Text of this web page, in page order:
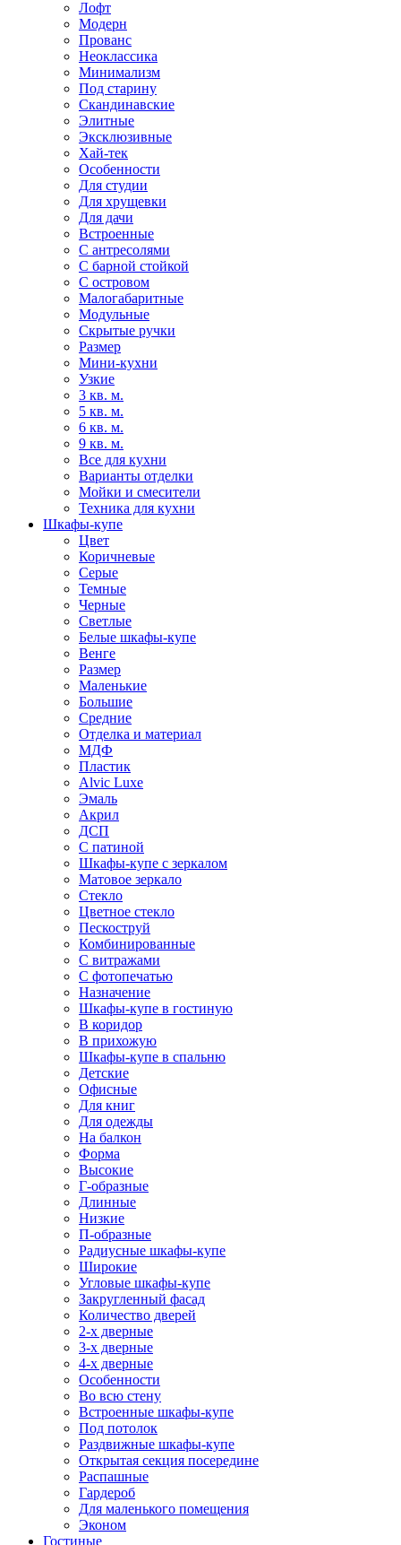
Лофт
Модерн
Прованс
Неоклассика
Минимализм
Под старину
Скандинавские
Элитные
Эксклюзивные
Хай-тек
Особенности
Для студии
Для хрущевки
Для дачи
Встроенные
С антресолями
С барной стойкой
С островом
Малогабаритные
Модульные
Скрытые ручки
Размер
Мини-кухни
Узкие
3 кв. м.
5 кв. м.
6 кв. м.
9 кв. м.
Все для кухни
Варианты отделки
Мойки и смесители
Техника для кухни
Шкафы-купе
Цвет
Коричневые
Серые
Темные
Черные
Светлые
Белые шкафы-купе
Венге
Размер
Маленькие
Большие
Средние
Отделка и материал
МДФ
Пластик
Alvic Luxe
Эмаль
Акрил
ДСП
С патиной
Шкафы-купе с зеркалом
Матовое зеркало
Стекло
Цветное стекло
Пескоструй
Комбинированные
С витражами
С фотопечатью
Назначение
Шкафы-купе в гостиную
В коридор
В прихожую
Шкафы-купе в спальню
Детские
Офисные
Для книг
Для одежды
На балкон
Форма
Высокие
Г-образные
Длинные
Низкие
П-образные
Радиусные шкафы-купе
Широкие
Угловые шкафы-купе
Закругленный фасад
Количество дверей
2-х дверные
3-х дверные
4-х дверные
Особенности
Во всю стену
Встроенные шкафы-купе
Под потолок
Раздвижные шкафы-купе
Открытая секция посередине
Распашные
Гардероб
Для маленького помещения
Эконом
Гостиные